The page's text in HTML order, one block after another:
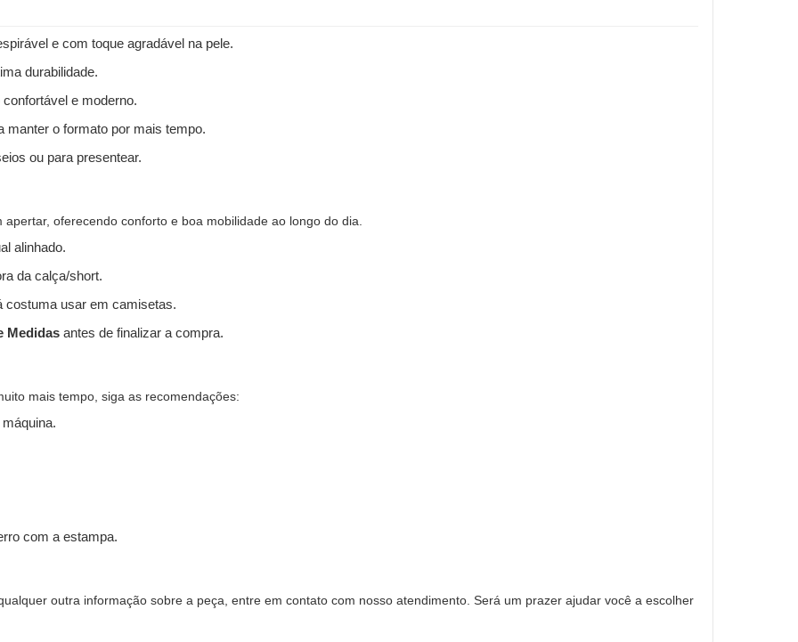
e com toque agradável na pele.
durabilidade.
e moderno.
manter o formato por mais tempo.
ou para presentear.
oferecendo conforto e boa mobilidade ao longo do dia.
alinhado.
da calça/short.
costuma usar em camisetas.
Medidas antes de finalizar a compra.
mais tempo, siga as recomendações:
com a estampa.
outra informação sobre a peça, entre em contato com nosso atendimento. Será um prazer ajudar você a escolher